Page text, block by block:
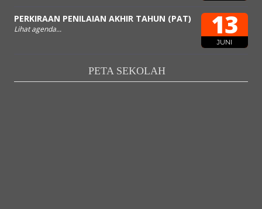
13
JUNI
PERKIRAAN PENILAIAN AKHIR TAHUN (PAT)
Lihat agenda...
PETA SEKOLAH